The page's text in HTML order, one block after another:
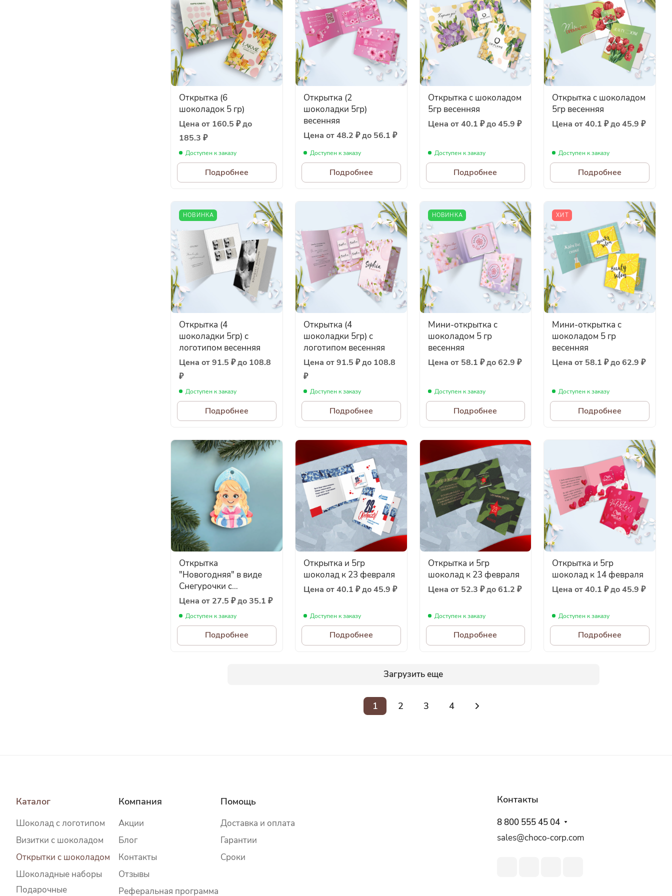
Открытка (6
шоколадок 5 гр)
Цена от 160.5 ₽ до
185.3 ₽
Доступен к заказу
Подробнее
Открытка (2
шоколадки 5гр)
весенняя
Цена от 48.2 ₽ до 56.1 ₽
Доступен к заказу
Подробнее
Открытка с шоколадом
5гр весенняя
Цена от 40.1 ₽ до 45.9 ₽
Доступен к заказу
Подробнее
Открытка с шоколадом
5гр весенняя
Цена от 40.1 ₽ до 45.9 ₽
Доступен к заказу
Подробнее
НОВИНКА
Открытка (4
шоколадки 5гр) с
логотипом весенняя
Цена от 91.5 ₽ до 108.8
₽
Доступен к заказу
Подробнее
Открытка (4
шоколадки 5гр) с
логотипом весенняя
Цена от 91.5 ₽ до 108.8
₽
Доступен к заказу
Подробнее
НОВИНКА
Мини-открытка с
шоколадом 5 гр
весенняя
Цена от 58.1 ₽ до 62.9 ₽
Доступен к заказу
Подробнее
ХИТ
Мини-открытка с
шоколадом 5 гр
весенняя
Цена от 58.1 ₽ до 62.9 ₽
Доступен к заказу
Подробнее
Открытка
"Новогодняя" в виде
Снегурочки с
шоколадкой 5гр —
поздравление к
празднику!
Цена от 27.5 ₽ до 35.1 ₽
Доступен к заказу
Подробнее
Открытка и 5гр
шоколад к 23 февраля
Цена от 40.1 ₽ до 45.9 ₽
Доступен к заказу
Подробнее
Открытка и 5гр
шоколад к 23 февраля
Цена от 52.3 ₽ до 61.2 ₽
Доступен к заказу
Подробнее
Открытка и 5гр
шоколад к 14 февраля
Цена от 40.1 ₽ до 45.9 ₽
Доступен к заказу
Подробнее
Загрузить еще
1 2 3 4
Каталог
Шоколад c логотипом
Визитки с шоколадом
Открытки с шоколадом
Шоколадные наборы
Подарочные
Компания
Акции
Блог
Контакты
Отзывы
Реферальная программа
Помощь
Доставка и оплата
Гарантии
Сроки
Контакты
8 800 555 45 04
sales@choco-corp.com